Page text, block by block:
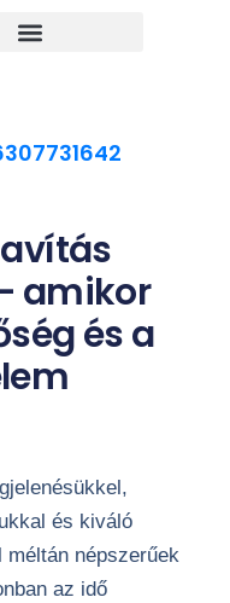
amikor
és a
és kiváló
méltán népszerűek
az idő